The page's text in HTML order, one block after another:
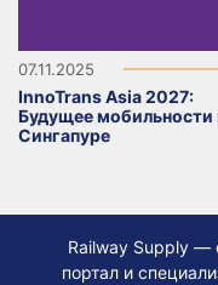
07.11.2025
InnoTrans Asia 2027:
Будущее мобильности
Сингапуре
Railway Supply —
портал и